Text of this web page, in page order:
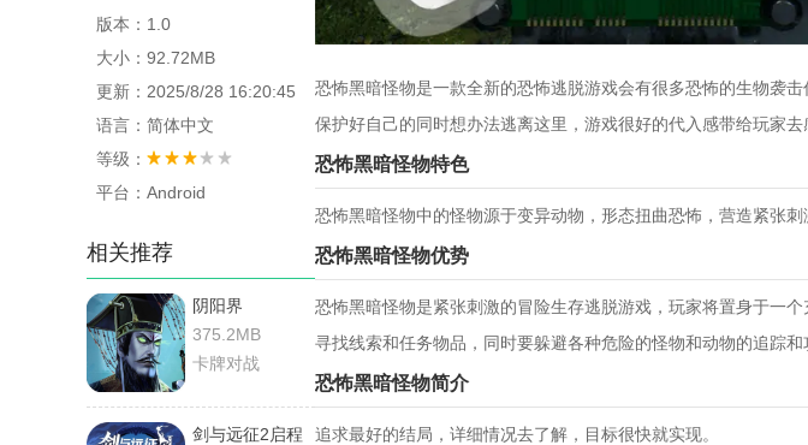
版本：1.0
大小：92.72MB
更新：2025/8/28 16:20:45
语言：简体中文
等级：
平台：Android
相关推荐
阴阳界
375.2MB
卡牌对战
剑与远征2启程
恐怖黑暗怪物是一款全新的恐怖逃脱游戏会有很多恐怖的生物袭
保护好自己的同时想办法逃离这里，游戏很好的代入感带给玩家去
恐怖黑暗怪物特色
恐怖黑暗怪物中的怪物源于变异动物，形态扭曲恐怖，营造紧张刺
恐怖黑暗怪物优势
恐怖黑暗怪物是紧张刺激的冒险生存逃脱游戏，玩家将置身于一
寻找线索和任务物品，同时要躲避各种危险的怪物和动物的追踪和
恐怖黑暗怪物简介
追求最好的结局，详细情况去了解，目标很快就实现。